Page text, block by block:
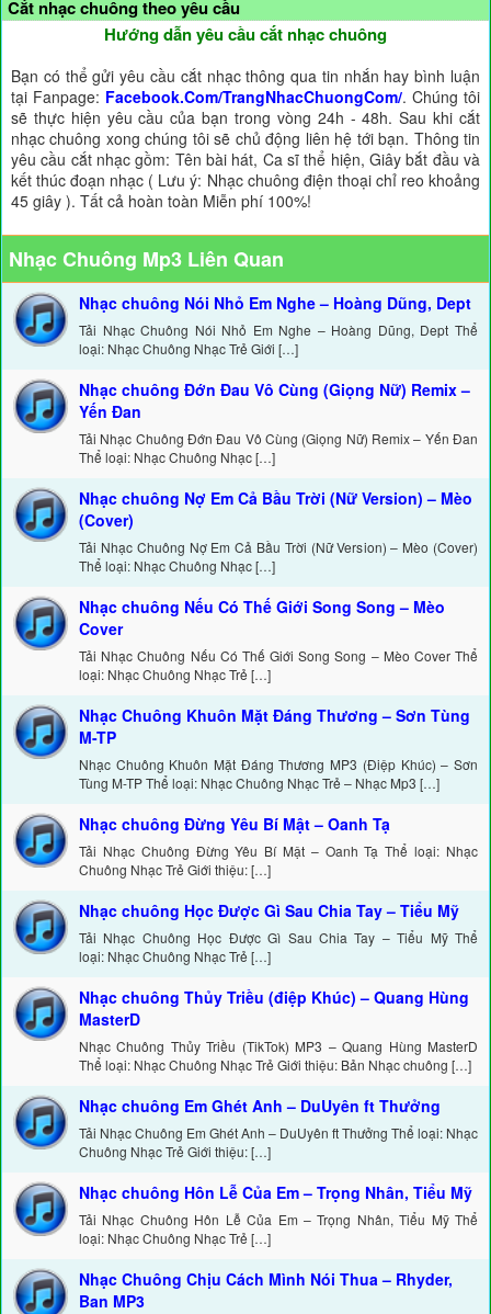
Cắt nhạc chuông theo yêu cầu
Hướng dẫn yêu cầu cắt nhạc chuông
Bạn có thể gửi yêu cầu cắt nhạc thông qua tin nhắn hay bình luận
tại Fanpage: Facebook.Com/TrangNhacChuongCom/. Chúng tôi
sẽ thực hiện yêu cầu của bạn trong vòng 24h - 48h. Sau khi cắt
nhạc chuông xong chúng tôi sẽ chủ động liên hệ tới bạn. Thông tin
yêu cầu cắt nhạc gồm: Tên bài hát, Ca sĩ thể hiện, Giây bắt đầu và
kết thúc đoạn nhạc ( Lưu ý: Nhạc chuông điện thoại chỉ reo khoảng
45 giây ). Tất cả hoàn toàn Miễn phí 100%!
Nhạc Chuông Mp3 Liên Quan
Nhạc chuông Nói Nhỏ Em Nghe – Hoàng Dũng, Dept
Tải Nhạc Chuông Nói Nhỏ Em Nghe – Hoàng Dũng, Dept Thể
loại: Nhạc Chuông Nhạc Trẻ Giới […]
Nhạc chuông Đớn Đau Vô Cùng (Giọng Nữ) Remix –
Yến Đan
Tải Nhạc Chuông Đớn Đau Vô Cùng (Giọng Nữ) Remix – Yến Đan
Thể loại: Nhạc Chuông Nhạc […]
Nhạc chuông Nợ Em Cả Bầu Trời (Nữ Version) – Mèo
(Cover)
Tải Nhạc Chuông Nợ Em Cả Bầu Trời (Nữ Version) – Mèo (Cover)
Thể loại: Nhạc Chuông Nhạc […]
Nhạc chuông Nếu Có Thế Giới Song Song – Mèo
Cover
Tải Nhạc Chuông Nếu Có Thế Giới Song Song – Mèo Cover Thể
loại: Nhạc Chuông Nhạc Trẻ […]
Nhạc Chuông Khuôn Mặt Đáng Thương – Sơn Tùng
M-TP
Nhạc Chuông Khuôn Mặt Đáng Thương MP3 (Điệp Khúc) – Sơn
Tùng M-TP Thể loại: Nhạc Chuông Nhạc Trẻ – Nhạc Mp3 […]
Nhạc chuông Đừng Yêu Bí Mật – Oanh Tạ
Tải Nhạc Chuông Đừng Yêu Bí Mật – Oanh Tạ Thể loại: Nhạc
Chuông Nhạc Trẻ Giới thiệu: […]
Nhạc chuông Học Được Gì Sau Chia Tay – Tiểu Mỹ
Tải Nhạc Chuông Học Được Gì Sau Chia Tay – Tiểu Mỹ Thể
loại: Nhạc Chuông Nhạc Trẻ […]
Nhạc chuông Thủy Triều (điệp Khúc) – Quang Hùng
MasterD
Nhạc Chuông Thủy Triều (TikTok) MP3 – Quang Hùng MasterD
Thể loại: Nhạc Chuông Nhạc Trẻ Giới thiệu: Bản Nhạc chuông […]
Nhạc chuông Em Ghét Anh – DuUyên ft Thưởng
Tải Nhạc Chuông Em Ghét Anh – DuUyên ft Thưởng Thể loại: Nhạc
Chuông Nhạc Trẻ Giới thiệu: […]
Nhạc chuông Hôn Lễ Của Em – Trọng Nhân, Tiểu Mỹ
Tải Nhạc Chuông Hôn Lễ Của Em – Trọng Nhân, Tiểu Mỹ Thể
loại: Nhạc Chuông Nhạc Trẻ […]
Nhạc Chuông Chịu Cách Mình Nói Thua – Rhyder,
Ban MP3